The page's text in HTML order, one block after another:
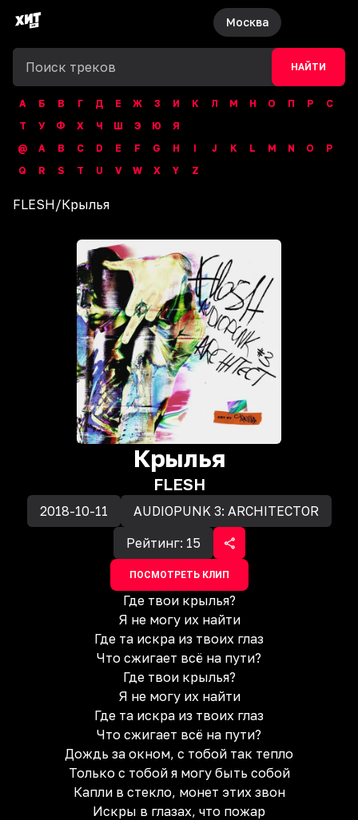
Москва
НАЙТИ
А Б В Г Д Е Ж З И К Л М Н О П Р
С
Т
У Ф Х Ч Ш Э Ю
Я
@
A B C D E F G H I J K L M N O
P
Q
R S T U V W X Y Z
FLESH/Крылья
Крылья
FLESH
2018-10-11
AUDIOPUNK 3: ARCHITECTOR
Рейтинг: 15
ПОСМОТРЕТЬ КЛИП
Где твои крылья?
Я не могу их найти
Где та искра из твоих глаз
Что сжигает всё на пути?
Где твои крылья?
Я не могу их найти
Где та искра из твоих глаз
Что сжигает всё на пути?
Дождь за окном, с тобой так тепло
Только с тобой я могу быть собой
Капли в стекло, монет этих звон
Искры в глазах, что пожар